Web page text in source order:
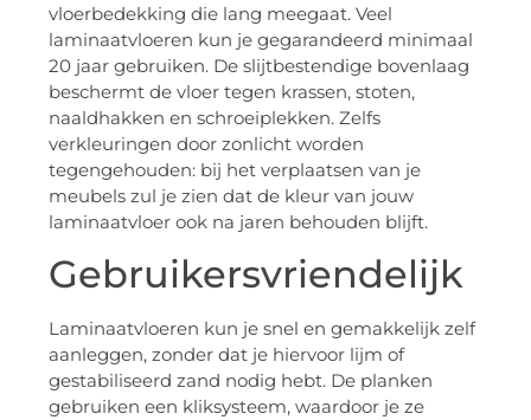
vloerbedekking die lang meegaat. Veel
laminaatvloeren kun je gegarandeerd minimaal
20 jaar gebruiken. De slijtbestendige bovenlaag
beschermt de vloer tegen krassen, stoten,
naaldhakken en schroeiplekken. Zelfs
verkleuringen door zonlicht worden
tegengehouden: bij het verplaatsen van je
meubels zul je zien dat de kleur van jouw
laminaatvloer ook na jaren behouden blijft.
Gebruikersvriendelijk
Laminaatvloeren kun je snel en gemakkelijk zelf
aanleggen, zonder dat je hiervoor lijm of
gestabiliseerd zand nodig hebt. De planken
gebruiken een kliksysteem, waardoor je ze